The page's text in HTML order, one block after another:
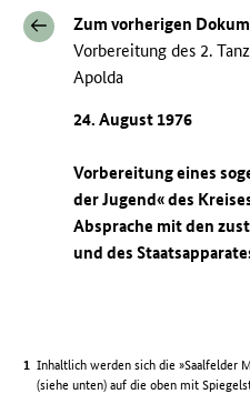
Zum vorherigen
Vorbereitung des 2.
Apolda
24. August 1976
Vorbereitung eines
der Jugend« des
Absprache mit den
und des
Inhaltlich werden sich die »Saalfelder
(siehe unten) auf die oben mit